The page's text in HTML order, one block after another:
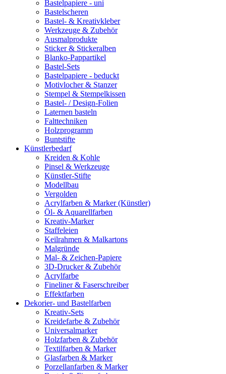
Bastelpapiere - uni
Bastelscheren
Bastel- & Kreativkleber
Werkzeuge & Zubehör
Ausmalprodukte
Sticker & Stickeralben
Blanko-Pappartikel
Bastel-Sets
Bastelpapiere - beduckt
Motivlocher & Stanzer
Stempel & Stempelkissen
Bastel- / Design-Folien
Laternen basteln
Falttechniken
Holzprogramm
Buntstifte
Künstlerbedarf
Kreiden & Kohle
Pinsel & Werkzeuge
Künstler-Stifte
Modellbau
Vergolden
Acrylfarben & Marker (Künstler)
Öl- & Aquarellfarben
Kreativ-Marker
Staffeleien
Keilrahmen & Malkartons
Malgründe
Mal- & Zeichen-Papiere
3D-Drucker & Zubehör
Acrylfarbe
Fineliner & Faserschreiber
Effektfarben
Dekorier- und Bastelfarben
Kreativ-Sets
Kreidefarbe & Zubehör
Universalmarker
Holzfarben & Zubehör
Textilfarben & Marker
Glasfarben & Marker
Porzellanfarben & Marker